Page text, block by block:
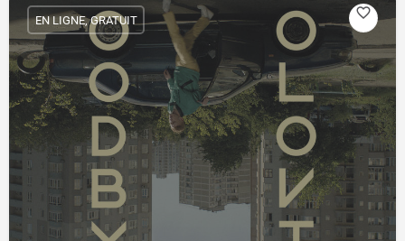
EN LIGNE, GRATUIT